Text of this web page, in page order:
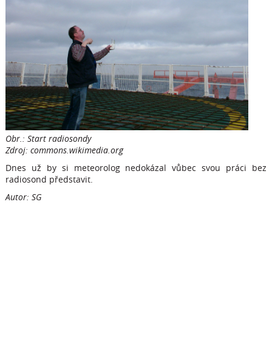
Obr.: Start radiosondy
Zdroj: commons.wikimedia.org
Dnes už by si meteorolog nedokázal vůbec svou práci bez
radiosond představit.
Autor: SG